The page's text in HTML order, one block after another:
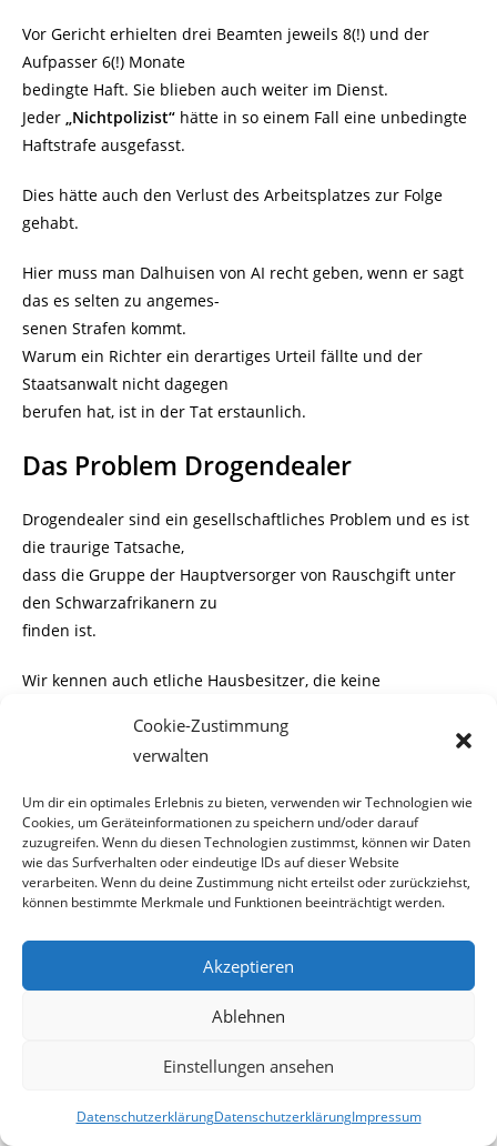
Cookie-Zustimmung
verwalten
Um dir ein optimales Erlebnis zu bieten, verwenden wir Technologien wie
Cookies, um Geräteinformationen zu speichern und/oder darauf
zuzugreifen. Wenn du diesen Technologien zustimmst, können wir Daten
wie das Surfverhalten oder eindeutige IDs auf dieser Website
verarbeiten. Wenn du deine Zustimmung nicht erteilst oder zurückziehst,
können bestimmte Merkmale und Funktionen beeinträchtigt werden.
Akzeptieren
Ablehnen
Einstellungen ansehen
DatenschutzerklärungDatenschutzerklärungImpressum
Vor Gericht erhielten drei Beamten jeweils 8(!) und der
Aufpasser 6(!) Monate
bedingte Haft. Sie blieben auch weiter im Dienst.
Jeder „Nichtpolizist“ hätte in so einem Fall eine unbedingte
Haftstrafe ausgefasst.
Dies hätte auch den Verlust des Arbeitsplatzes zur Folge
gehabt.
Hier muss man Dalhuisen von AI recht geben, wenn er sagt
das es selten zu angemes-
senen Strafen kommt.
Warum ein Richter ein derartiges Urteil fällte und der
Staatsanwalt nicht dagegen
berufen hat, ist in der Tat erstaunlich.
Das Problem Drogendealer
Drogendealer sind ein gesellschaftliches Problem und es ist
die traurige Tatsache,
dass die Gruppe der Hauptversorger von Rauschgift unter
den Schwarzafrikanern zu
finden ist.
Wir kennen auch etliche Hausbesitzer, die keine
da sie es vermeiden wollen ständig die Suchtgifttruppe im
Haus zu haben.
handeln, bleibt jedem selbst
überlassen dies zu beurteilen.
Es ändert aber nichts an der Tatsache, solange sich der
Polizeiapparat nicht von
Rassimus konfrontiert sein.